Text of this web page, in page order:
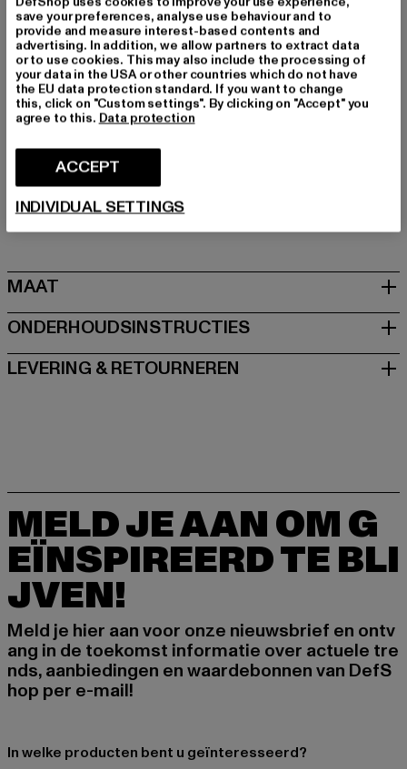
Type huls: Lange mouw
Merk: Fubu
Kategori: Hoodies
Kleur: weiß
Kleur fabrikant: offwhite/black/red
Materiële samenstelling: 80% Katoen, 20% Polyester
Fabrikant: Urban Styles Agency GmbH & Co. KG |
agentur@urbanstylesagency.com
MAAT
ONDERHOUDSINSTRUCTIES
LEVERING & RETOURNEREN
MELD JE AAN OM G
EÏNSPIREERD TE BLI
JVEN!
Meld je hier aan voor onze nieuwsbrief en ontv
ang in de toekomst informatie over actuele tre
nds, aanbiedingen en waardebonnen van DefS
hop per e-mail!
In welke producten bent u geïnteresseerd?
save your preferences, analyse use behaviour and to
provide and measure interest-based contents and
advertising. In addition, we allow partners to extract data
or to use cookies. This may also include the processing of
your data in the USA or other countries which do not have
the EU data protection standard. If you want to change
this, click on "Custom settings". By clicking on "Accept" you
agree to this. Data protection
ACCEPT
INDIVIDUAL SETTINGS